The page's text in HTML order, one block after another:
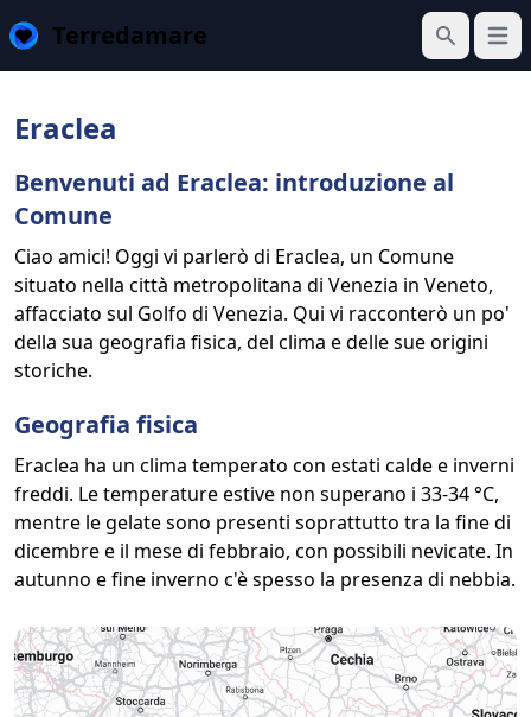
Terredamare
Cerca
Apri
Eraclea
Benvenuti ad Eraclea: introduzione al
Comune
Ciao amici! Oggi vi parlerò di Eraclea, un Comune
situato nella città metropolitana di Venezia in Veneto,
affacciato sul Golfo di Venezia. Qui vi racconterò un po'
della sua geografia fisica, del clima e delle sue origini
storiche.
Geografia fisica
Eraclea ha un clima temperato con estati calde e inverni
freddi. Le temperature estive non superano i 33-34 °C,
mentre le gelate sono presenti soprattutto tra la fine di
dicembre e il mese di febbraio, con possibili nevicate. In
autunno e fine inverno c'è spesso la presenza di nebbia.